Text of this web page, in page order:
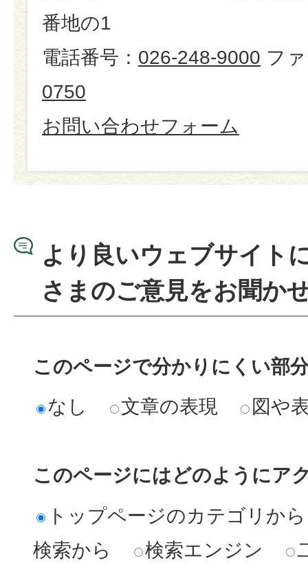
番地の1
電話番号： 026-248-9000 フ
0750
お問い合わせフォーム
より良いウェブサイト
さまのご意見をお聞か
このページで分かりにくい部
なし
文章の表現 図や
このページにはどのようにア
トップページのカテゴリから
検索から
検索エンジン